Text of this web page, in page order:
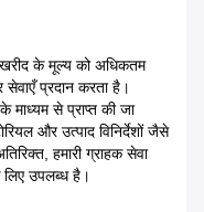
खरीद के मूल्य को अधिकतम
प्रदान करता है।
से प्राप्त की जा
और उत्पाद विनिर्देशों जैसे
हमारी ग्राहक सेवा
लिए उपलब्ध है।